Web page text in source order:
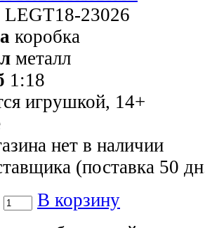
LEGT18-23026
коробка
металл
1:18
игрушкой, 14+
нет в наличии
(поставка 50
В корзину